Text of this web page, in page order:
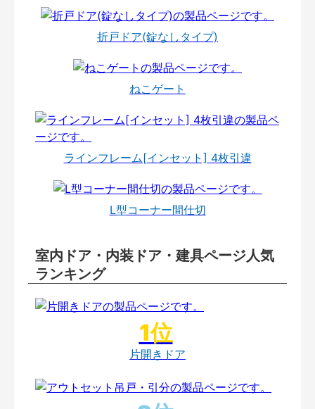
折戸ドア(錠なしタイプ)
ねこゲート
ラインフレーム[インセット] 4枚引違
L型コーナー間仕切
室内ドア・内装ドア・建具ページ人気
ランキング
片開きドア